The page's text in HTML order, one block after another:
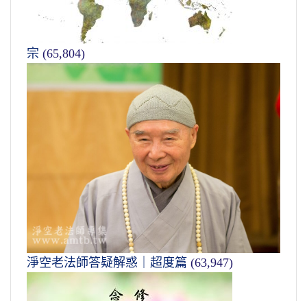
宗 (65,804)
淨空老法師答疑解惑｜超度篇 (63,947)